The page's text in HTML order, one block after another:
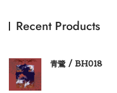
Recent Products
青鷺 / BH018